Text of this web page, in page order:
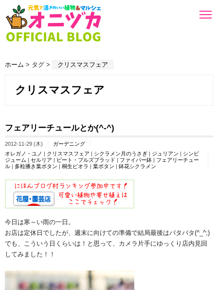
ホーム > タグ > クリスマスフェア
クリスマスフェア
フェアリーチュールとか(^-^)
2012-11-29 (木)
ガーデニング
オレガノ・ユノ | クリスマスフェア | シクラメン月のうさぎ | ジュリアン | シンビ
ジューム | セルリア | ビート・ブルズブラッド | ファイバー鉢 | フェアリーチュー
ル | 多粒播き葉ボタン | 桐生ビオラ | 葉ボタン | 鉢花シクラメン
今日は寒～い雨の一日。
お店は定休日でしたが、週末に向けての準備で結局最後はバタバタ(^_^;)
でも、こういう日くらいは！と思って、カメラ片手にゆっくり店内見回
してみました！！